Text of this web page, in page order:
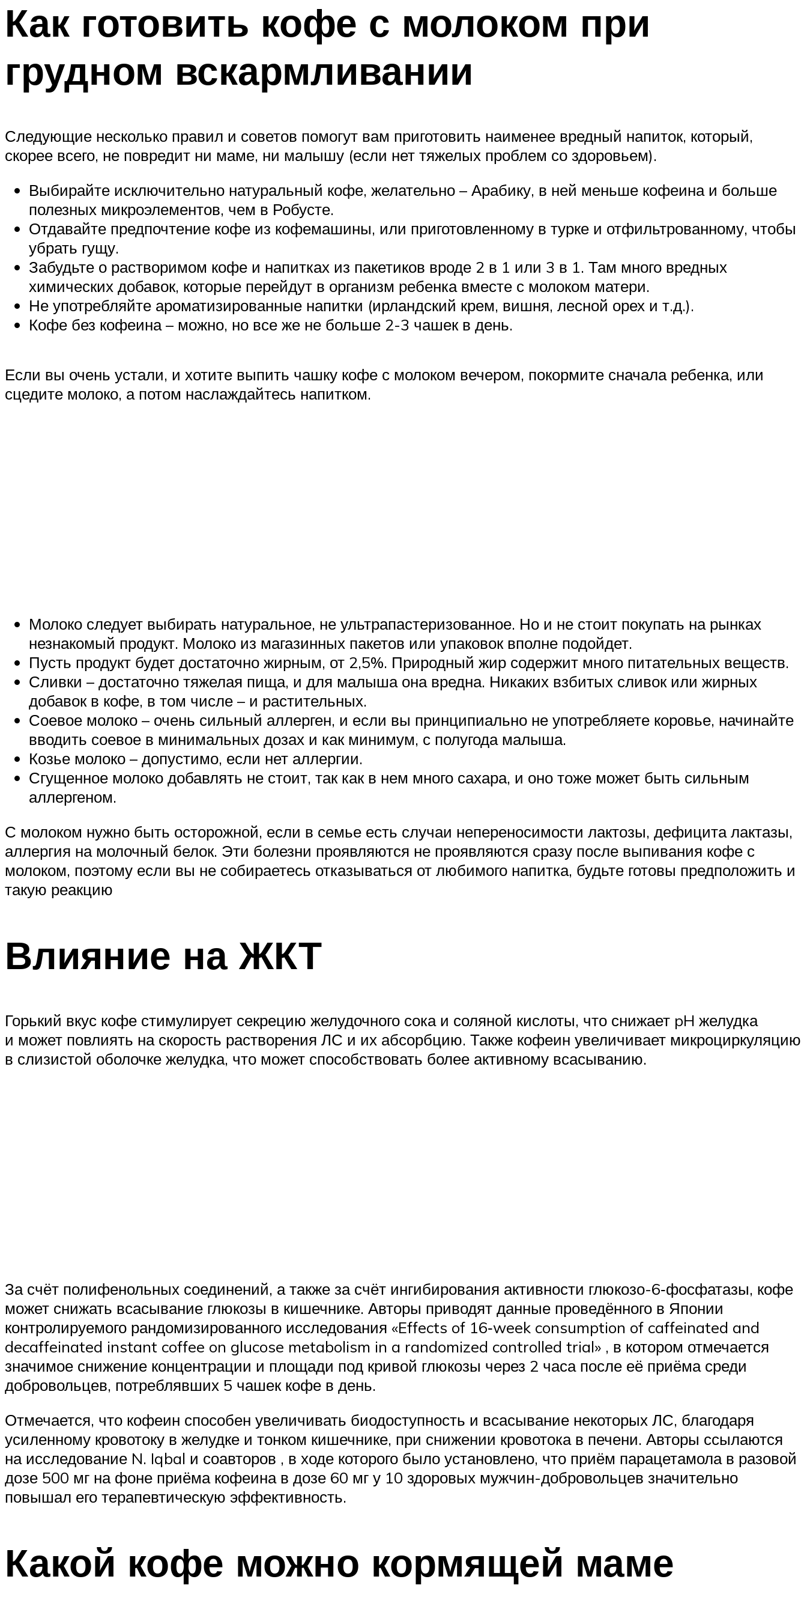
Как готовить кофе с молоком при
грудном вскармливании
Следующие несколько правил и советов помогут вам приготовить наименее вредный напиток, который,
скорее всего, не повредит ни маме, ни малышу (если нет тяжелых проблем со здоровьем).
Выбирайте исключительно натуральный кофе, желательно – Арабику, в ней меньше кофеина и больше
полезных микроэлементов, чем в Робусте.
Отдавайте предпочтение кофе из кофемашины, или приготовленному в турке и отфильтрованному, чтобы
убрать гущу.
Забудьте о растворимом кофе и напитках из пакетиков вроде 2 в 1 или 3 в 1. Там много вредных
химических добавок, которые перейдут в организм ребенка вместе с молоком матери.
Не употребляйте ароматизированные напитки (ирландский крем, вишня, лесной орех и т.д.).
Кофе без кофеина – можно, но все же не больше 2-3 чашек в день.
Если вы очень устали, и хотите выпить чашку кофе с молоком вечером, покормите сначала ребенка, или
сцедите молоко, а потом наслаждайтесь напитком.
Молоко следует выбирать натуральное, не ультрапастеризованное. Но и не стоит покупать на рынках
незнакомый продукт. Молоко из магазинных пакетов или упаковок вполне подойдет.
Пусть продукт будет достаточно жирным, от 2,5%. Природный жир содержит много питательных веществ.
Сливки – достаточно тяжелая пища, и для малыша она вредна. Никаких взбитых сливок или жирных
добавок в кофе, в том числе – и растительных.
Соевое молоко – очень сильный аллерген, и если вы принципиально не употребляете коровье, начинайте
вводить соевое в минимальных дозах и как минимум, с полугода малыша.
Козье молоко – допустимо, если нет аллергии.
Сгущенное молоко добавлять не стоит, так как в нем много сахара, и оно тоже может быть сильным
аллергеном.
С молоком нужно быть осторожной, если в семье есть случаи непереносимости лактозы, дефицита лактазы,
аллергия на молочный белок. Эти болезни проявляются не проявляются сразу после выпивания кофе с
молоком, поэтому если вы не собираетесь отказываться от любимого напитка, будьте готовы предположить и
такую реакцию
Влияние на ЖКТ
Горький вкус кофе стимулирует секрецию желудочного сока и соляной кислоты, что снижает pH желудка
и может повлиять на скорость растворения ЛС и их абсорбцию. Также кофеин увеличивает микроциркуляцию
в слизистой оболочке желудка, что может способствовать более активному всасыванию.
За счёт полифенольных соединений, а также за счёт ингибирования активности глюкозо-6‑фосфатазы, кофе
может снижать всасывание глюкозы в кишечнике. Авторы приводят данные проведённого в Японии
контролируемого рандомизированного исследования «Effects of 16‑week consumption of caffeinated and
decaffeinated instant coffee on glucose metabolism in a randomized controlled trial» , в котором отмечается
значимое снижение концентрации и площади под кривой глюкозы через 2 часа после её приёма среди
добровольцев, потреблявших 5 чашек кофе в день.
Отмечается, что кофеин способен увеличивать биодоступность и всасывание некоторых ЛС, благодаря
усиленному кровотоку в желудке и тонком кишечнике, при снижении кровотока в печени. Авторы ссылаются
на исследование N. Iqbal и соавторов , в ходе которого было установлено, что приём парацетамола в разовой
дозе 500 мг на фоне приёма кофеина в дозе 60 мг у 10 здоровых мужчин-добровольцев значительно
повышал его терапевтическую эффективность.
Какой кофе можно кормящей маме